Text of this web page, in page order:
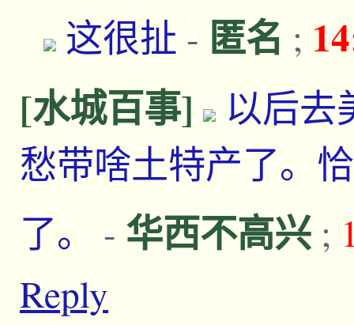
这很扯 - 匿名 ;
[水城百事]
以后去
愁带啥土特产了。
了。 - 华西不高兴 ;
Reply